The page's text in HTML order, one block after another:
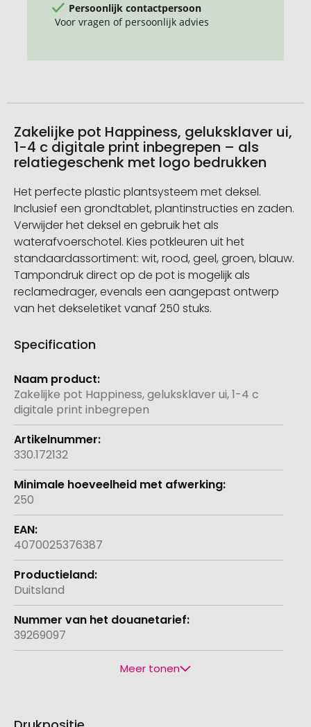
Persoonlijk contactpersoon
Voor vragen of persoonlijk advies
Zakelijke pot Happiness, geluksklaver ui,
1-4 c digitale print inbegrepen – als
relatiegeschenk met logo bedrukken
Het perfecte plastic plantsysteem met deksel.
Inclusief een grondtablet, plantinstructies en zaden.
Verwijder het deksel en gebruik het als
waterafvoerschotel. Kies potkleuren uit het
standaardassortiment: wit, rood, geel, groen, blauw.
Tampondruk direct op de pot is mogelijk als
reclamedrager, evenals een aangepast ontwerp
van het dekseletiket vanaf 250 stuks.
Specification
Meer
informatie
Zakelijke pot Happiness, geluksklaver ui, 1-4 c
digitale print inbegrepen
330.172132
250
4070025376387
Duitsland
39269097
Meer tonen